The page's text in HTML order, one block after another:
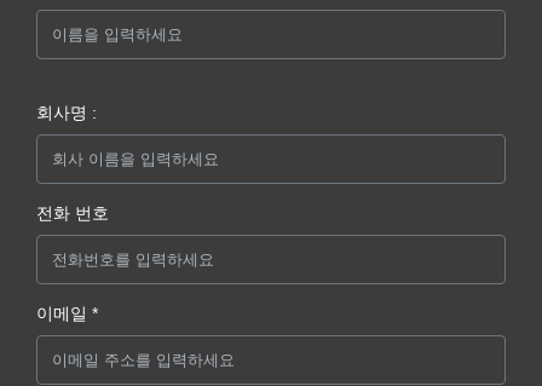
회사명 :
전화 번호
이메일 *